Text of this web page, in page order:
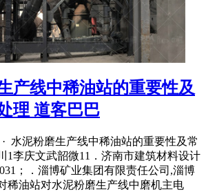
产线中稀油站的重要性及
理 道客巴巴
水泥粉磨生产线中稀油站的重要性及常
1李庆文武韶微11．济南市建筑材料设计
；．淄博矿业集团有限责任公司,淄博
稀油站对水泥粉磨生产线中磨机主电